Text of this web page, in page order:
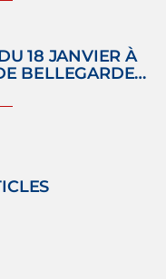
18 JANVIER À
BELLEGARDE…